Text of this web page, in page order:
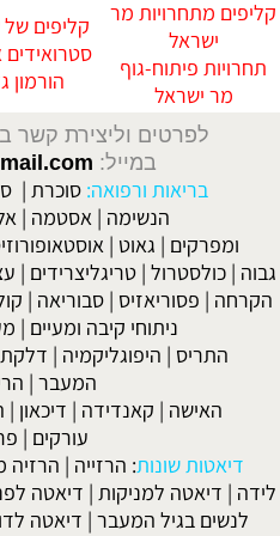
קליפים מתחרויות מר
ישראל
תחרויות פיתוח-גוף
מר ישראל
קליפים של
סטרואידים
הורמון
לפרטים וליצירת קשר בנייד: 052-
במייל:
בריאות ורפואה: סוכרת |
הנשימה |אסטמה |
ומפרקים | גאוט |
גבוה |כולסטרול |טריגליצרידים |
הקרחה | פסוריאזיס |סבוריאה |
ניתוחי קיבה ומעיים |
התריס | היפוגליקמיה |
המעבר |
האישה | קאנדידה | דיכאון |
עורקים |
דיאטות שונות: הרזייה | הרזיה
לידה | דיאטה למניקות | דיאטה
לנשים בגיל המעבר | דיאטה